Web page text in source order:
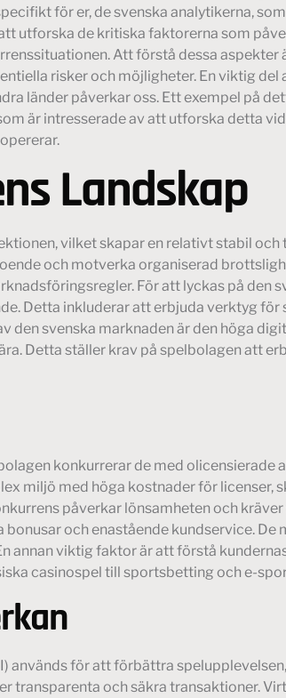
för er, de svenska analytikerna,
utforska de kritiska faktorerna som
Att förstå dessa aspekter
risker och möjligheter. En viktig del
länder påverkar oss. Ett exempel på
är intresserade av att utforska detta
Landskap
vilket skapar en relativt stabil
och motverka organiserad
För att lyckas på den
Detta inkluderar att erbjuda verktyg
svenska marknaden är den höga
Detta ställer krav på spelbolagen att
konkurrerar de med olicensierade
miljö med höga kostnader för licenser,
påverkar lönsamheten och
och enastående kundservice. De
viktig faktor är att förstå
casinospel till sportsbetting och e-
för att förbättra
och säkra transaktioner.